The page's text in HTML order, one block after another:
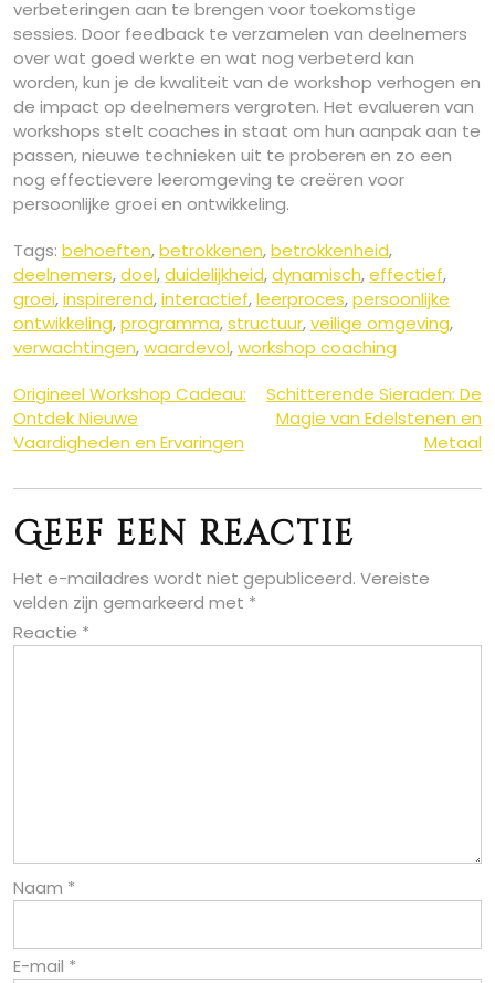
verbeteringen aan te brengen voor toekomstige
sessies. Door feedback te verzamelen van deelnemers
over wat goed werkte en wat nog verbeterd kan
worden, kun je de kwaliteit van de workshop verhogen en
de impact op deelnemers vergroten. Het evalueren van
workshops stelt coaches in staat om hun aanpak aan te
passen, nieuwe technieken uit te proberen en zo een
nog effectievere leeromgeving te creëren voor
persoonlijke groei en ontwikkeling.
Tags: behoeften,betrokkenen,betrokkenheid,
deelnemers,doel,duidelijkheid,dynamisch,effectief,
groei,inspirerend,interactief,leerproces,persoonlijke
ontwikkeling,programma,structuur,veilige omgeving,
verwachtingen,waardevol,workshop coaching
Berichtnavigatie
Origineel Workshop Cadeau:
Ontdek Nieuwe
Vaardigheden en Ervaringen
Schitterende Sieraden: De
Magie van Edelstenen en
Metaal
Geef een reactie
Het e-mailadres wordt niet gepubliceerd. Vereiste
velden zijn gemarkeerd met *
Reactie *
Naam *
E-mail *